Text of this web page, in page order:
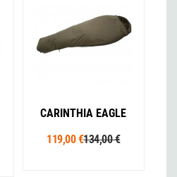
CARINTHIA EAGLE
119,00 €134,00 €